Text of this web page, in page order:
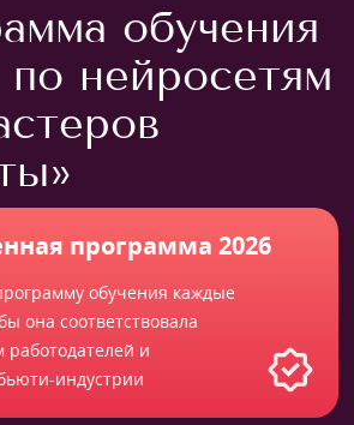
обучения
по нейросетям
программа 2026
обучения каждые
она соответствовала
работодателей и
индустрии